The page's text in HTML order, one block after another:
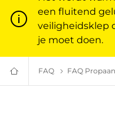
een fluitend
veiligheidsklep
je moet doen.
Gas
voor
FAQ Veelgestelde
FAQ